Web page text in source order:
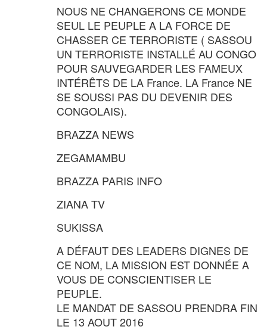
NOUS NE CHANGERONS CE MONDE
SEUL LE PEUPLE A LA FORCE DE
CHASSER CE TERRORISTE ( SASSOU
UN TERRORISTE INSTALLÉ AU CONGO
POUR SAUVEGARDER LES FAMEUX
INTÉRÊTS DE LA France. LA France NE
SE SOUSSI PAS DU DEVENIR DES
CONGOLAIS).
BRAZZA NEWS
ZEGAMAMBU
BRAZZA PARIS INFO
ZIANA TV
SUKISSA
A DÉFAUT DES LEADERS DIGNES DE
CE NOM, LA MISSION EST DONNÉE A
VOUS DE CONSCIENTISER LE
PEUPLE.
LE MANDAT DE SASSOU PRENDRA FIN
LE 13 AOUT 2016